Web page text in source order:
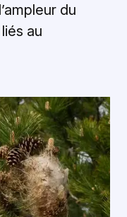
du
au